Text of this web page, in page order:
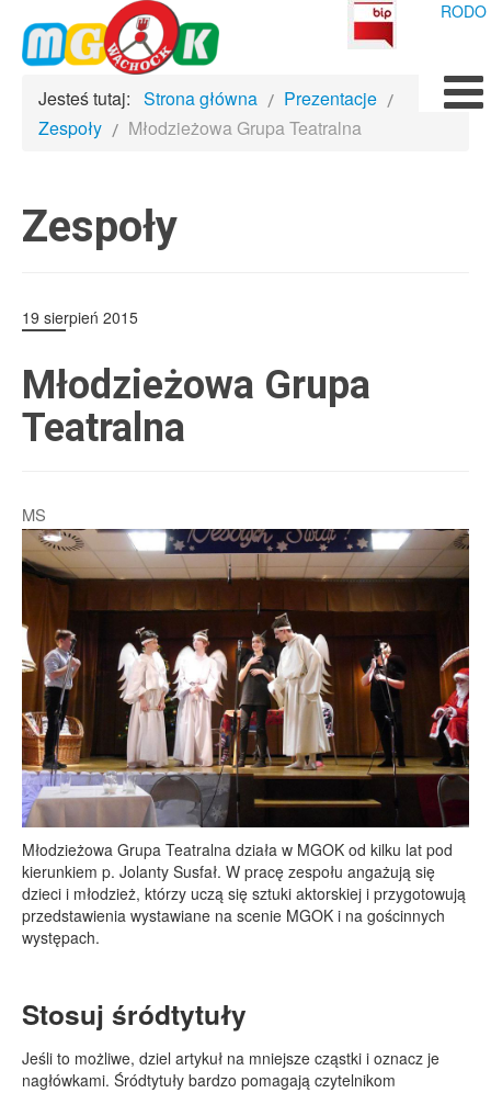
RODO
Jesteś tutaj: Strona główna
Prezentacje
Zespoły
Młodzieżowa Grupa Teatralna
Zespoły
19 sierpień 2015
Młodzieżowa Grupa
Teatralna
MS
Młodzieżowa Grupa Teatralna działa w MGOK od kilku lat pod
kierunkiem p. Jolanty Susfał. W pracę zespołu angażują się
dzieci i młodzież, którzy uczą się sztuki aktorskiej i przygotowują
przedstawienia wystawiane na scenie MGOK i na gościnnych
występach.
Stosuj śródtytuły
Jeśli to możliwe, dziel artykuł na mniejsze cząstki i oznacz je
nagłówkami. Śródtytuły bardzo pomagają czytelnikom